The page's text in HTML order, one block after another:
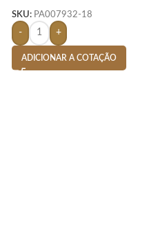
SKU: PA007932-18
- +
ADICIONAR A COTAÇÃO